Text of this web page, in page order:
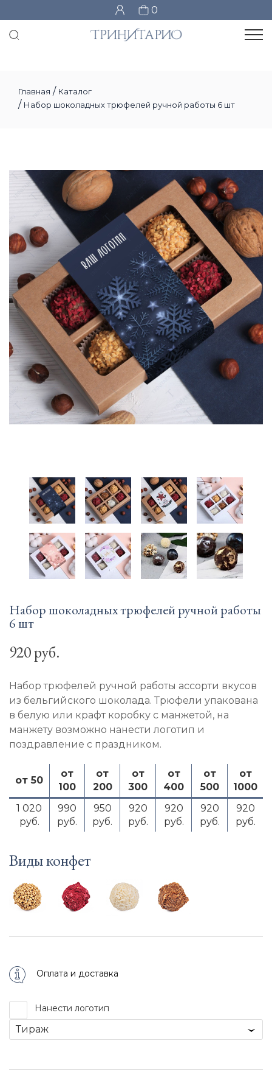
0
Главная / Каталог
/ Набор шоколадных трюфелей ручной работы 6 шт
Набор шоколадных трюфелей ручной работы
6 шт
920 руб.
Набор трюфелей ручной работы ассорти вкусов
из бельгийского шоколада. Трюфели упакована
в белую или крафт коробку с манжетой, на
манжету возможно нанести логотип и
поздравление с праздником.
от 50
от
100
от
200
от
300
от
400
от
500
от
1000
1 020
руб.
990
руб.
950
руб.
920
руб.
920
руб.
920
руб.
920
руб.
Виды конфет
Оплата и доставка
Нанести логотип
Тираж